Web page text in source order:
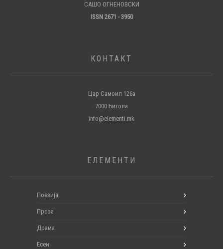
САШО ОГНЕНОВСКИ
ISSN 2671 - 3950
КОНТАКТ
Цар Самоил 126а
7000 Битола
info@elementi.mk
ЕЛЕМЕНТИ
Поезија
Проза
Драма
Есеи